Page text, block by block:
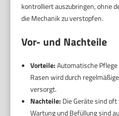
kontrolliert auszubringen, ohne
die Mechanik zu verstopfen.
Vor- und Nachteile
Vorteile:Automatische
Rasen wird durch
versorgt.
Nachteile: Die Geräte sind
Wartung und Befüllung sind